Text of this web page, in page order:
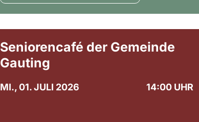
Seniorencafé der Gemeinde
Gauting
MI., 01. JULI 2026 14:00 UHR